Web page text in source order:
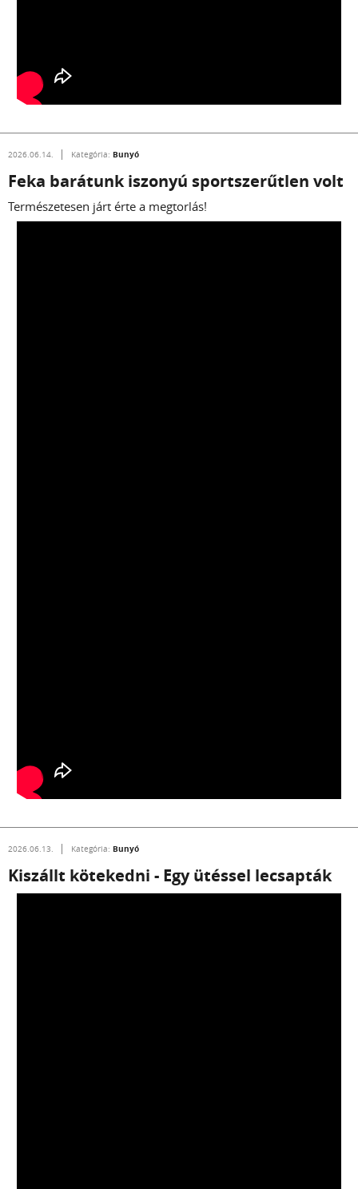
2026.06.14. Kategória: Bunyó
Feka barátunk iszonyú sportszerűtlen volt
Természetesen járt érte a megtorlás!
2026.06.13. Kategória: Bunyó
Kiszállt kötekedni - Egy ütéssel lecsapták